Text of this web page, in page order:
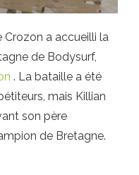
Crozon a accueilli la
de Bodysurf,
. La bataille a été
mais Killian
son père
de Bretagne.